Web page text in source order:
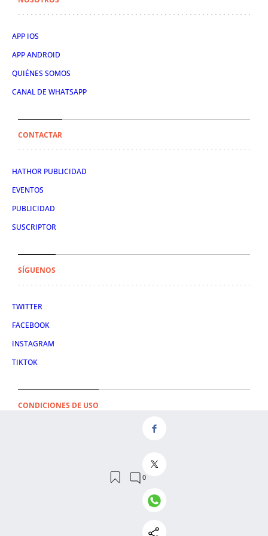
APP IOS
APP ANDROID
QUIÉNES SOMOS
CANAL DE WHATSAPP
CONTACTAR
HATHOR PUBLICIDAD
EVENTOS
PUBLICIDAD
SUSCRIPTOR
SÍGUENOS
TWITTER
FACEBOOK
INSTAGRAM
TIKTOK
CONDICIONES DE USO